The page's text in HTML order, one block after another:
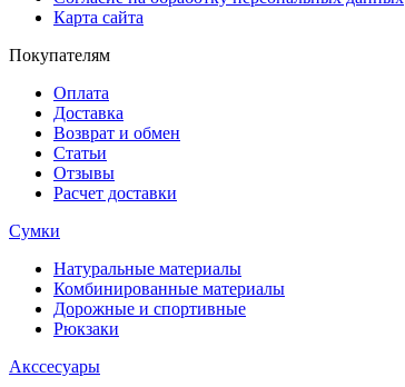
Карта сайта
Покупателям
Оплата
Доставка
Возврат и обмен
Статьи
Отзывы
Расчет доставки
Сумки
Натуральные материалы
Комбинированные материалы
Дорожные и спортивные
Рюкзаки
Акссесуары